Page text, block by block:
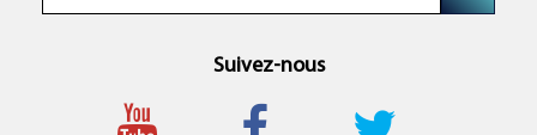
Suivez-nous